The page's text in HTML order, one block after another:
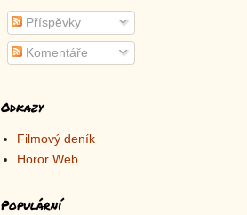
Příspěvky
Komentáře
Odkazy
Filmový deník
Horor Web
Populární